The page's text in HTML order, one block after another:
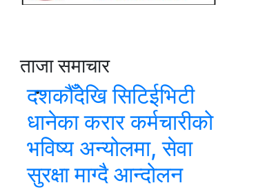
ताजा समाचार
दशकौँदेखि सिटिईभिटी
धानेका करार कर्मचारीको
भविष्य अन्योलमा, सेवा
सुरक्षा माग्दै आन्दोलन